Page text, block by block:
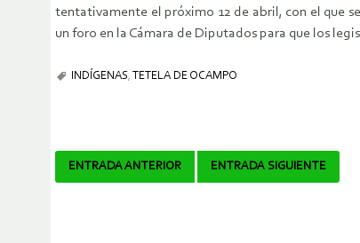
tentativamente el próximo 12 de abril, con el que
un foro en la Cámara de Diputados para que los
INDÍGENAS, TETELA DE OCAMPO
Navegador
ENTRADA ANTERIOR ENTRADA SIGUIENTE